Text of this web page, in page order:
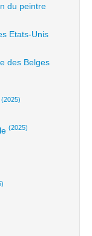
du peintre
Etats-Unis
des Belges
(2025)
(2025)